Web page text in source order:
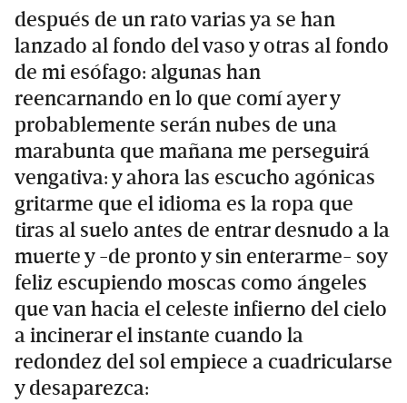
después de un rato varias ya se han
lanzado al fondo del vaso y otras al fondo
de mi esófago: algunas han
reencarnando en lo que comí ayer y
probablemente serán nubes de una
marabunta que mañana me perseguirá
vengativa: y ahora las escucho agónicas
gritarme que el idioma es la ropa que
tiras al suelo antes de entrar desnudo a la
muerte y -de pronto y sin enterarme- soy
feliz escupiendo moscas como ángeles
que van hacia el celeste infierno del cielo
a incinerar el instante cuando la
redondez del sol empiece a cuadricularse
y desaparezca: